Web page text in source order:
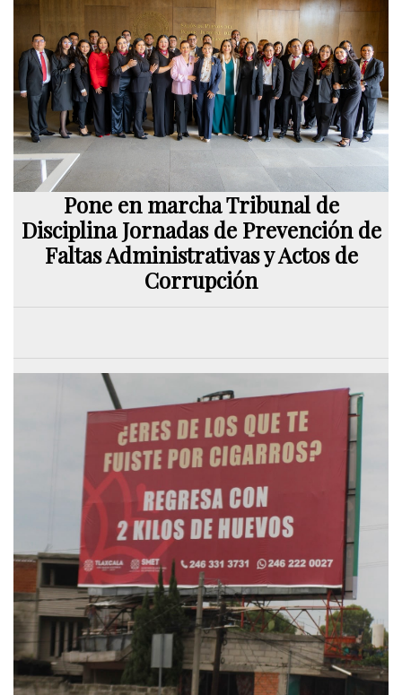
Pone en marcha Tribunal de
Disciplina Jornadas de Prevención de
Faltas Administrativas y Actos de
Corrupción